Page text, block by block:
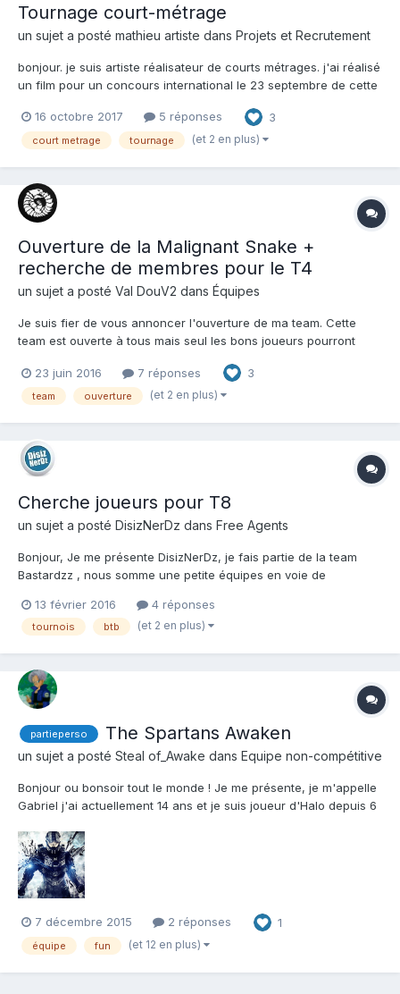
Tournage court-métrage
un sujet a posté mathieu artiste dans Projets et Recrutement
bonjour. je suis artiste réalisateur de courts métrages. j'ai réalisé
un film pour un concours international le 23 septembre de cette
pour cette suite, j'aurai besoin de 3 cosplayeurs en tenu de
personnage de halo, jouant le...
16 octobre 2017 5 réponses 3
court metrage tournage (et 2 en plus)
Ouverture de la Malignant Snake +
recherche de membres pour le T4
un sujet a posté Val DouV2 dans Équipes
Je suis fier de vous annoncer l'ouverture de ma team. Cette
team est ouverte à tous mais seul les bons joueurs pourront
de l'arena, du warzone et des parties perso ou l'on joue a
différent mode de jeu plutôt Fun. Nous ferons au...
23 juin 2016 7 réponses 3
team ouverture (et 2 en plus)
Cherche joueurs pour T8
un sujet a posté DisizNerDz dans Free Agents
Bonjour, Je me présente DisizNerDz, je fais partie de la team
Bastardzz , nous somme une petite équipes en voie de
niveaux différent, nous somme à la recherche de 4 ou 5 joueurs
débutant, intermédiaire ou confirmé qui s'intéresse au Big
13 février 2016 4 réponses
tournois btb (et 2 en plus)
partieperso The Spartans Awaken
un sujet a posté Steal of_Awake dans Equipe non-compétitive
Bonjour ou bonsoir tout le monde ! Je me présente, je m'appelle
Gabriel j'ai actuellement 14 ans et je suis joueur d'Halo depuis 6
la Xbox 360 Slim et même un peu avant sur Windows Vista et je
dois avouer être un grand fan de cette...
7 décembre 2015 2 réponses 1
équipe fun (et 12 en plus)